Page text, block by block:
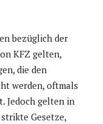
bezüglich der
KFZ gelten,
die den
werden, oftmals
Jedoch gelten in
Gesetze,